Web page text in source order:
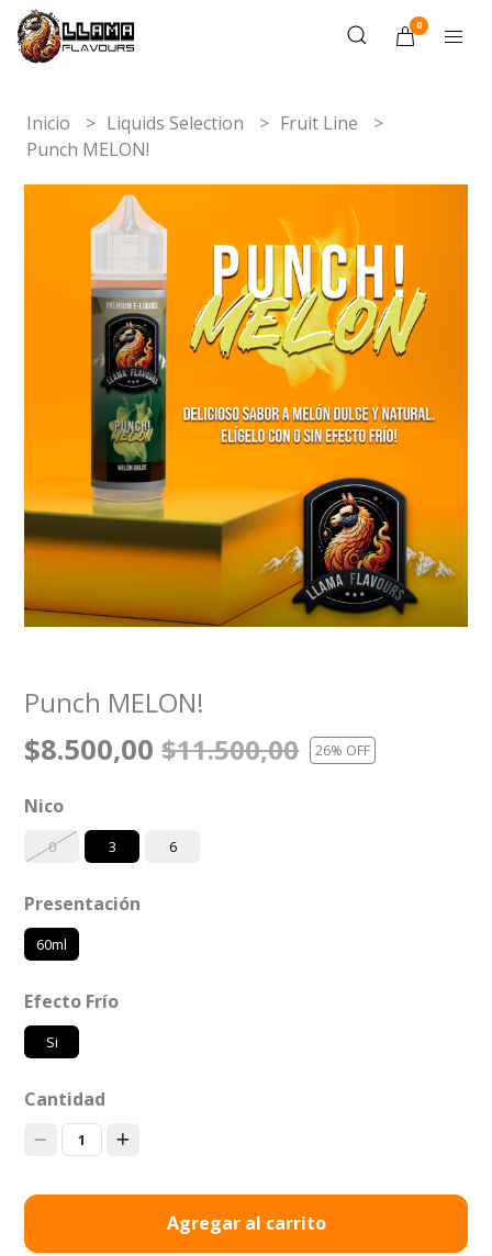
0
Inicio Liquids Selection
Fruit Line
Punch MELON!
Punch MELON!
$8.500,00$11.500,00 26% OFF
Nico
0 3 6
Presentación
60ml
Efecto Frío
Si
Cantidad
1
Agregar al carrito